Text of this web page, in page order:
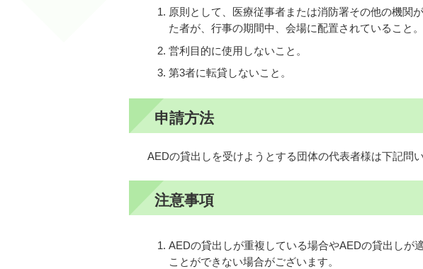
原則として、医療従事者または消防署その他の機関
た者が、行事の期間中、会場に配置されていること。
営利目的に使用しないこと。
第3者に転貸しないこと。
申請方法
AEDの貸出しを受けようとする団体の代表者様は下記問
注意事項
AEDの貸出しが重複している場合やAEDの貸出しが
ことができない場合がございます。